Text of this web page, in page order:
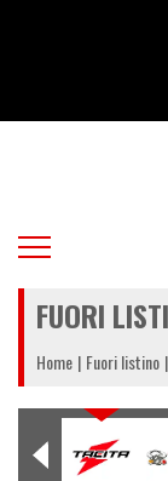
FUORI
Home Fuori listino